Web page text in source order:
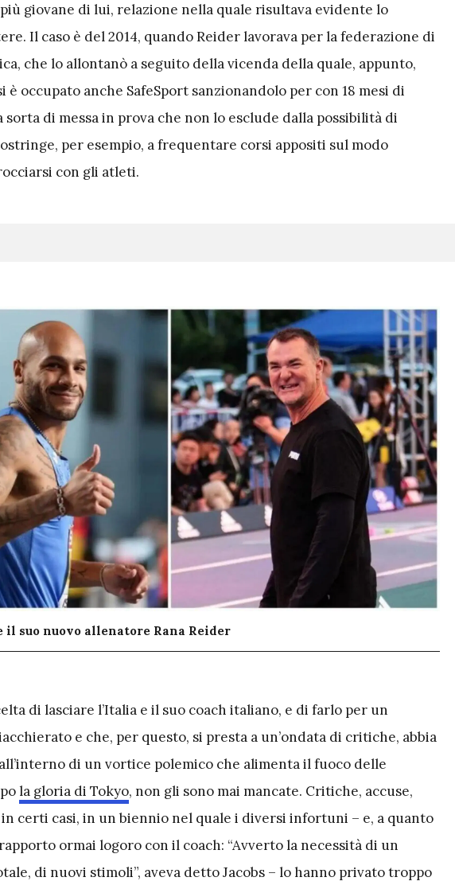
giovane di lui, relazione nella quale risultava evidente lo
Il caso è del 2014, quando Reider lavorava per la federazione di
che lo allontanò a seguito della vicenda della quale, appunto,
occupato anche SafeSport sanzionandolo per con 18 mesi di
sorta di messa in prova che non lo esclude dalla possibilità di
per esempio, a frequentare corsi appositi sul modo
con gli atleti.
il suo nuovo allenatore Rana Reider
di lasciare l’Italia e il suo coach italiano, e di farlo per un
e che, per questo, si presta a un’ondata di critiche, abbia
di un vortice polemico che alimenta il fuoco delle
la gloria di Tokyo, non gli sono mai mancate. Critiche, accuse,
certi casi, in un biennio nel quale i diversi infortuni – e, a quanto
ormai logoro con il coach: “Avverto la necessità di un
di nuovi stimoli”, aveva detto Jacobs – lo hanno privato troppo